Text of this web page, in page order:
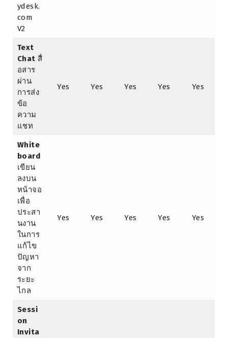
ydesk.
com
V2
Text
Chat สื่
อสาร
ผ่าน
การส่ง
ข้อ
ความ
แชท
Yes Yes Yes Yes Yes
White
board
เขียน
ลงบน
หน้าจอ
เพื่อ
ประสา
นงาน
ในการ
แก้ไข
ปัญหา
จาก
ระยะ
ไกล
Yes Yes Yes Yes Yes
Sessi
on
Invita